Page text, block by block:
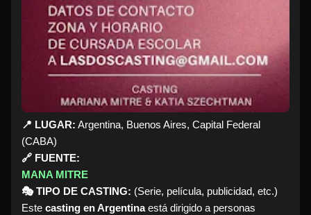
📍 LUGAR: Argentina, Buenos Aires, Capital Federal
(CABA)
🔗 FUENTE:
MANA MITRE
🎭 TIPO DE CASTING: (Serie, película, publicidad, etc.)
Este casting en Argentinaestá dirigido a personas